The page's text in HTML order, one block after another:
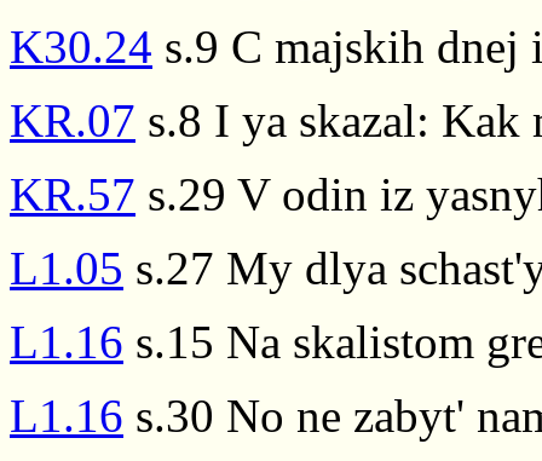
K30.24 s.9 C majskih
KR.07 s.8 I ya skazal: Kak
KR.57 s.29 V odin iz
L1.05 s.27 My dlya
L1.16 s.15 Na skalistom
L1.16 s.30 No ne zabyt'